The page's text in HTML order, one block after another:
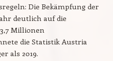
Die Bekämpfung der
deutlich auf die
Millionen
die Statistik Austria
als 2019.